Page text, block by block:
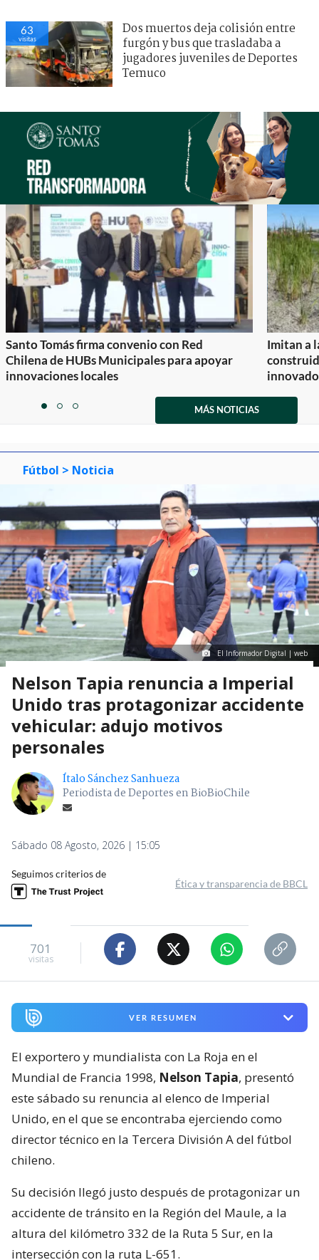
63
visitas
Dos muertos deja colisión entre
furgón y bus que trasladaba a
jugadores juveniles de Deportes
Temuco
Santo Tomás firma convenio con Red
Chilena de HUBs Municipales para apoyar
innovaciones locales
Imitan a
itemitemitem
MÁS NOTICIAS
Fútbol > Noticia
El Informador Digital | web
Nelson Tapia renuncia a Imperial
Unido tras protagonizar accidente
vehicular: adujo motivos
personales
Ítalo Sánchez Sanhueza
Periodista de Deportes en BioBioChile
Sábado 08 Agosto, 2026 | 15:05
Seguimos criterios de
Ética y transparencia de BBCL
701
visitas
VER RESUMEN
El exportero y mundialista con La Roja en el
Mundial de Francia 1998, Nelson Tapia, presentó
este sábado su renuncia al elenco de Imperial
Unido, en el que se encontraba ejerciendo como
director técnico en la Tercera División A del fútbol
chileno.
Su decisión llegó justo después de protagonizar un
accidente de tránsito en la Región del Maule, a la
altura del kilómetro 332 de la Ruta 5 Sur, en la
intersección con la ruta L-651.